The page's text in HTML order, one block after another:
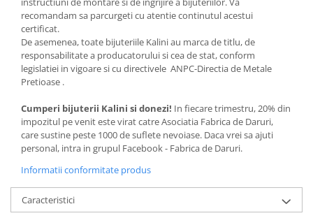
recomandam sa parcurgeti cu atentie continutul acestui
certificat.
De asemenea, toate bijuteriile Kalini au marca de titlu, de
responsabilitate a producatorului si cea de stat, conform
legislatiei in vigoare si cu directivele ANPC-Directia de Metale
Pretioase .
Cumperi bijuterii Kalini si donezi! In fiecare trimestru, 20% din
impozitul pe venit este virat catre Asociatia Fabrica de Daruri,
care sustine peste 1000 de suflete nevoiase. Daca vrei sa ajuti
personal, intra in grupul Facebook - Fabrica de Daruri.
Informatii conformitate produs
Caracteristici